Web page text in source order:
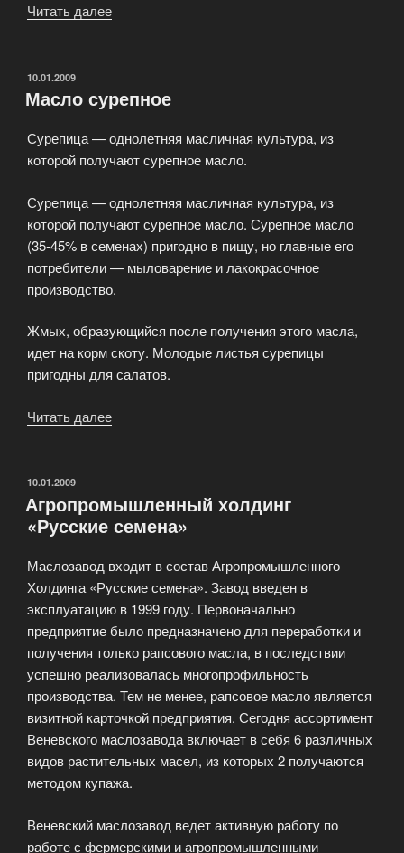
Читать далее
и
ОПУБЛИКОВАНО
10.01.2009
Масло сурепное
Сурепица — однолетняя масличная культура, из
которой получают сурепное масло.
Сурепица — однолетняя масличная культура, из
которой получают сурепное масло. Сурепное масло
(35-45% в семенах) пригодно в пищу, но главные его
потребители — мыловарение и лакокрасочное
производство.
Жмых, образующийся после получения этого масла,
идет на корм скоту. Молодые листья сурепицы
пригодны для салатов.
Читать далее
ОПУБЛИКОВАНО
10.01.2009
Агропромышленный холдинг
«Русские семена»
Маслозавод входит в состав Агропромышленного
Холдинга «Русские семена». Завод введен в
эксплуатацию в 1999 году. Первоначально
предприятие было предназначено для переработки и
получения только рапсового масла, в последствии
успешно реализовалась многопрофильность
производства. Тем не менее, рапсовое масло является
визитной карточкой предприятия. Сегодня ассортимент
Веневского маслозавода включает в себя 6 различных
видов растительных масел, из которых 2 получаются
методом купажа.
Веневский маслозавод ведет активную работу по
работе с фермерскими и агропромышленными